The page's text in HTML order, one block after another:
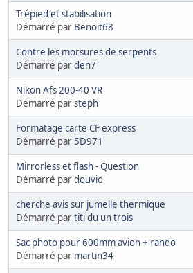
Trépied et stabilisation
Démarré par Benoit68
Contre les morsures de serpents
Démarré parden7
Nikon Afs 200-40 VR
Démarré parsteph
Formatage carte CF express
Démarré par5D971
Mirrorless et flash - Question
Démarré pardouvid
cherche avis sur jumelle thermique
Démarré partiti du un trois
Sac photo pour 600mm avion + rando
Démarré par martin34